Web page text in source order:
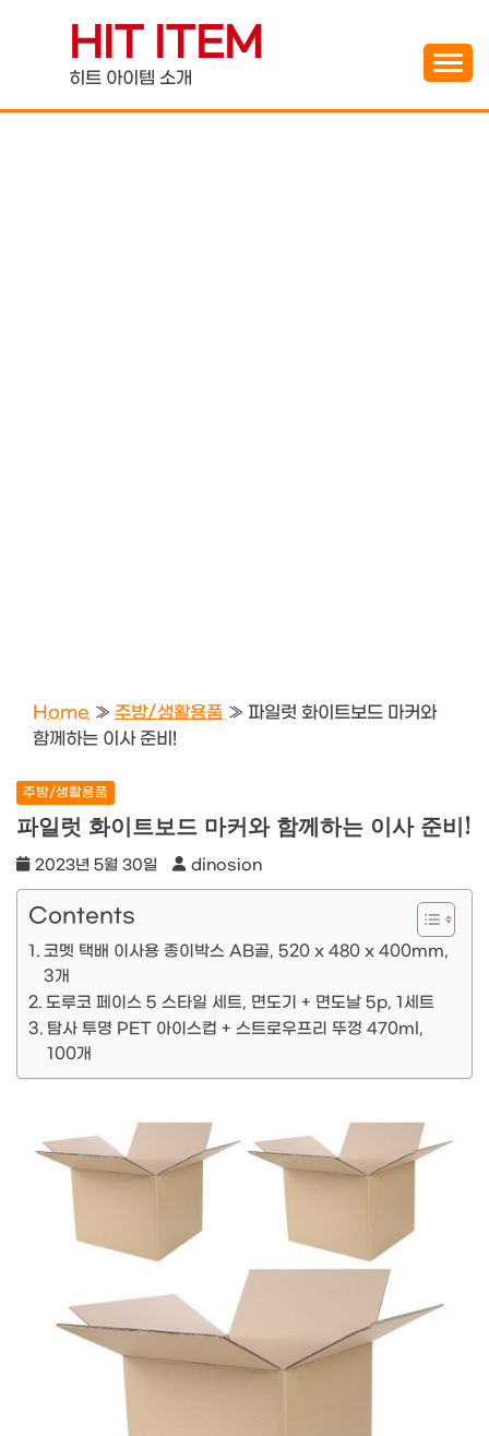
contentHIT ITEM
히트 아이템 소개
Home » 주방/생활용품 » 파일럿 화이트보드 마커와
함께하는 이사 준비!
주방/생활용품
파일럿 화이트보드 마커와 함께하는 이사 준비!
2023년 5월 30일 dinosion
Contents
코멧 택배 이사용 종이박스 AB골, 520 x 480 x 400mm,
3개
도루코 페이스 5 스타일 세트, 면도기 + 면도날 5p, 1세트
탐사 투명 PET 아이스컵 + 스트로우프리 뚜껑 470ml,
100개